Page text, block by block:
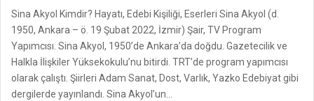
Sina Akyol Kimdir? Hayatı, Edebi Kişiliği, Eserleri Sina Akyol (d.
1950, Ankara – ö. 19 Şubat 2022, İzmir) Şair, TV Program
Yapımcısı. Sina Akyol, 1950’de Ankara’da doğdu. Gazetecilik ve
Halkla İlişkiler Yüksekokulu’nu bitirdi. TRT’de program yapımcısı
olarak çalıştı. Şiirleri Adam Sanat, Dost, Varlık, Yazko Edebiyat gibi
dergilerde yayınlandı. Sina Akyol’un…